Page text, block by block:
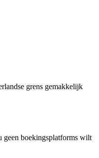
grens gemakkelijk
geen boekingsplatforms wilt